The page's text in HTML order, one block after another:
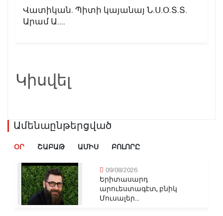
Վատիկան. Պիտի կայանայ Ն.Ս.Օ.Տ.Տ.
Արամ Ա....
Կիսվել
Ամենաընթերցված
ՕՐ ՇԱԲԱԹ ԱՄԻՍ ԲՈԼՈՐԸ
09/08/2026
Երիտասարդ
արուեստագէտ, բնիկ
Մուսալեր...